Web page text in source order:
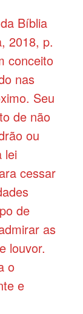
Bíblia
2018, p.
conceito
nas
Seu
de não
ou
lei
cessar
de
as
louvor.
o
e